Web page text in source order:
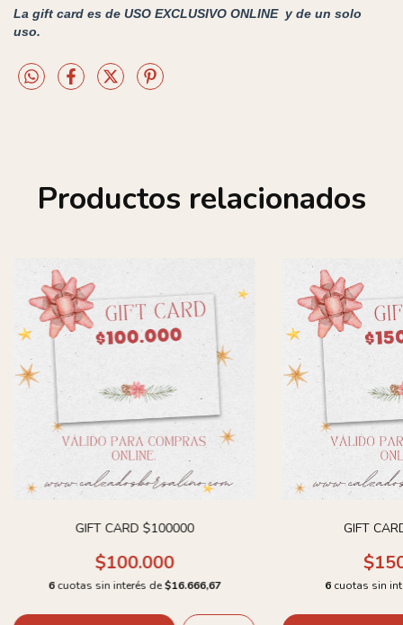
La gift card es de USO EXCLUSIVO ONLINE y de un solo
uso.
Productos relacionados
GIFT CARD $100000
$100.000
6 cuotas sin interés de$16.666,67
GIFT
6 cuotas sin